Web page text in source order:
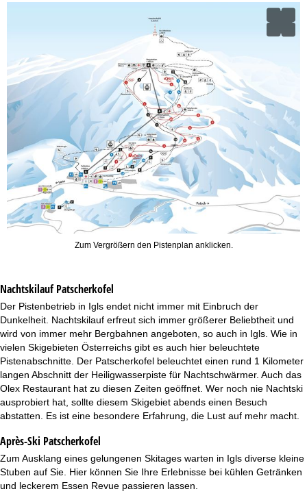
Zum Vergrößern den Pistenplan anklicken.
NachtskilaufPatscherkofel
Der Pistenbetrieb in Igls endet nicht immer mit Einbruch der
Dunkelheit. Nachtskilauf erfreut sich immer größerer Beliebtheit und
wird von immer mehr Bergbahnen angeboten, so auch in Igls. Wie in
vielen Skigebieten Österreichs gibt es auch hier beleuchtete
Pistenabschnitte. Der Patscherkofel beleuchtet einen rund 1 Kilometer
langen Abschnitt der Heiligwasserpiste für Nachtschwärmer. Auch das
Olex Restaurant hat zu diesen Zeiten geöffnet. Wer noch nie Nachtski
ausprobiert hat, sollte diesem Skigebiet abends einen Besuch
abstatten. Es ist eine besondere Erfahrung, die Lust auf mehr macht.
Après-Ski Patscherkofel
Zum Ausklang eines gelungenen Skitages warten in Igls diverse kleine
Stuben auf Sie. Hier können Sie Ihre Erlebnisse bei kühlen Getränken
und leckerem Essen Revue passieren lassen.